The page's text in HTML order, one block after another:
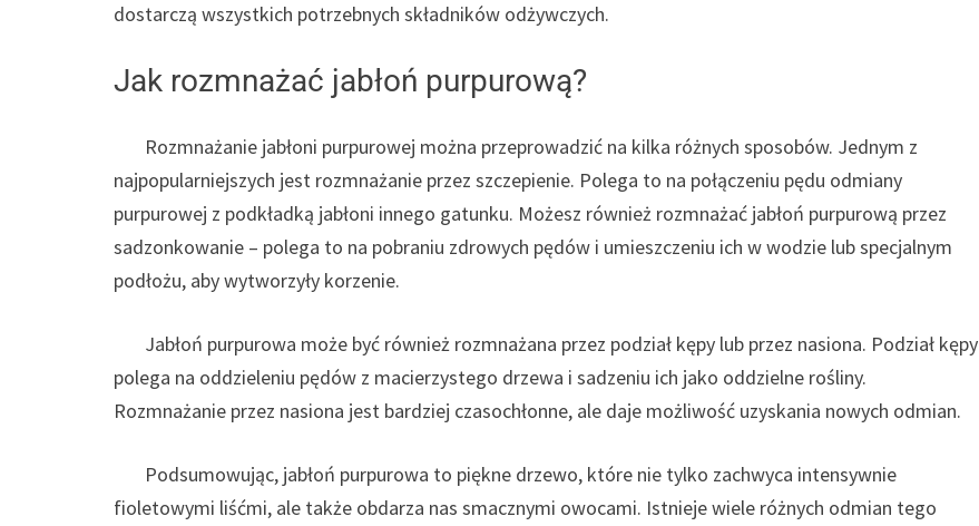
dostarczą wszystkich potrzebnych składników odżywczych.
Jak rozmnażać jabłoń purpurową?
Rozmnażanie jabłoni purpurowej można przeprowadzić na kilka różnych sposobów. Jednym z
najpopularniejszych jest rozmnażanie przez szczepienie. Polega to na połączeniu pędu odmiany
purpurowej z podkładką jabłoni innego gatunku. Możesz również rozmnażać jabłoń purpurową przez
sadzonkowanie – polega to na pobraniu zdrowych pędów i umieszczeniu ich w wodzie lub specjalnym
podłożu, aby wytworzyły korzenie.
Jabłoń purpurowa może być również rozmnażana przez podział kępy lub przez nasiona. Podział kępy
polega na oddzieleniu pędów z macierzystego drzewa i sadzeniu ich jako oddzielne rośliny.
Rozmnażanie przez nasiona jest bardziej czasochłonne, ale daje możliwość uzyskania nowych odmian.
Podsumowując, jabłoń purpurowa to piękne drzewo, które nie tylko zachwyca intensywnie
fioletowymi liśćmi, ale także obdarza nas smacznymi owocami. Istnieje wiele różnych odmian tego